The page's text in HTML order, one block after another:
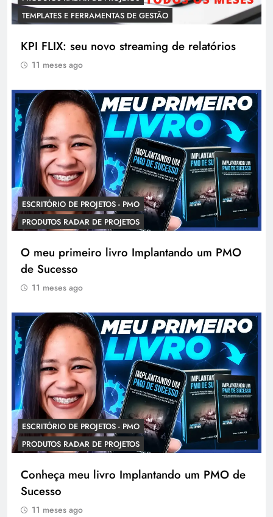
TEMPLATES E FERRAMENTAS DE GESTÃO
KPI FLIX: seu novo streaming de relatórios
11 meses ago
ESCRITÓRIO DE PROJETOS - PMO
PRODUTOS RADAR DE PROJETOS
O meu primeiro livro Implantando um PMO
de Sucesso
11 meses ago
ESCRITÓRIO DE PROJETOS - PMO
PRODUTOS RADAR DE PROJETOS
Conheça meu livro Implantando um PMO de
Sucesso
11 meses ago